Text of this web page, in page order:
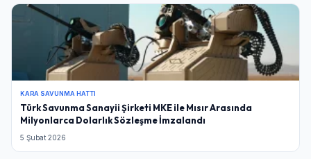
KARA SAVUNMA HATTI
Türk Savunma Sanayii Şirketi MKE ile Mısır Arasında
Milyonlarca Dolarlık Sözleşme İmzalandı
5 Şubat 2026